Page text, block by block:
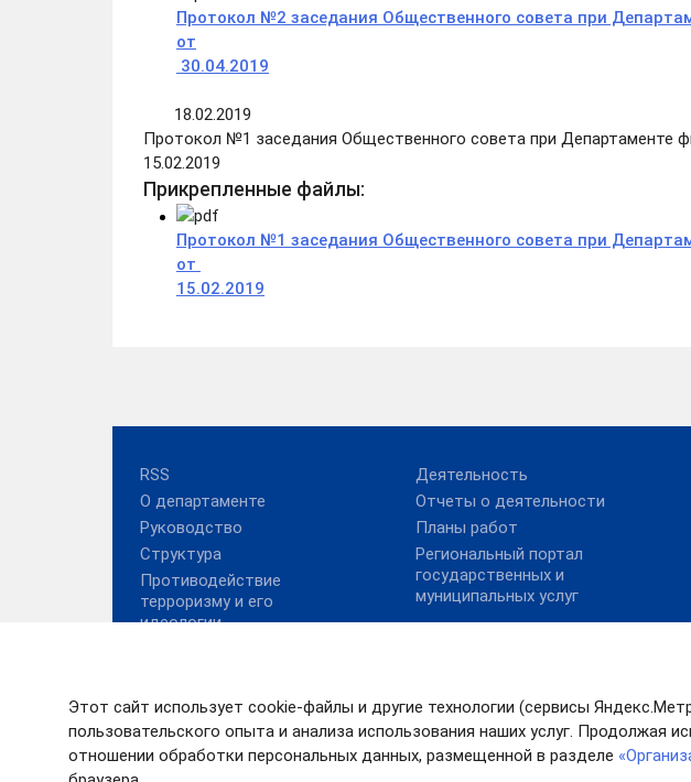
Этот сайт использует cookie-файлы и другие технологии (сервисы
пользовательского опыта и анализа использования наших услуг. Продолжая
отношении обработки персональных данных, размещенной в разделе
Протокол №2 заседания Общественного совета при
от
30.04.2019
18.02.2019
Протокол №1 заседания Общественного совета при Департаменте
15.02.2019
Прикрепленные файлы:
Протокол №1 заседания Общественного совета при
от
15.02.2019
RSS
О департаменте
Руководство
Структура
Противодействие
терроризму и его
идеологии
Деятельность
Отчеты о деятельности
Планы работ
Региональный портал
государственных и
муниципальных услуг